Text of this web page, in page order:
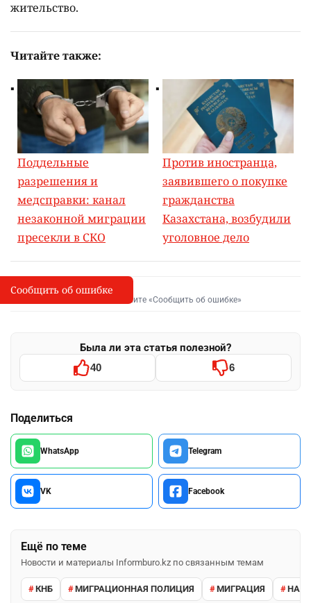
жительство.
Читайте также:
Поддельные
разрешения и
медсправки: канал
незаконной миграции
пресекли в СКО
Против иностранца,
заявившего о покупке
гражданства
Казахстана, возбудили
уголовное дело
I
Сообщить об опечатке
Выделите фрагмент и нажмите «Сообщить об ошибке»
Была ли эта статья полезной?
40 6
Поделиться
WhatsApp Telegram
VK Facebook
Ещё по теме
Новости и материалы Informburo.kz по связанным темам
КНБ МИГРАЦИОННАЯ ПОЛИЦИЯ МИГРАЦИЯ
Сообщить об ошибке